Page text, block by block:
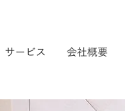
サービス 会社概要